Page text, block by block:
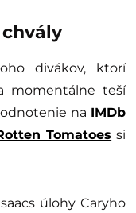
divákov, ktorí
momentálne teší
na IMDb
Tomatoes si
úlohy Caryho